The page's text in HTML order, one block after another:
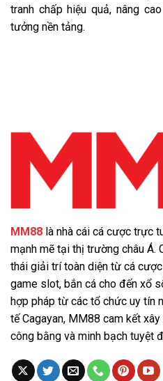
tranh chấp hiệu quả, nâng
tưởng nền tảng.
MM88 là nhà cái cá cược trực
mạnh mẽ tại thị trường châu Á.
thái giải trí toàn diện từ cá
game slot, bắn cá cho đến xổ
hợp pháp từ các tổ chức uy tín
tế Cagayan, MM88 cam kết
công bằng và minh bạch tuyệt